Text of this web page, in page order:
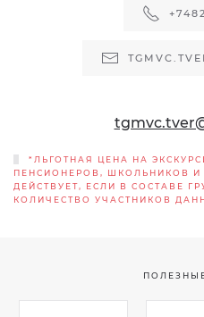
*ЛЬГОТНАЯ ЦЕНА НА
ПЕНСИОНЕРОВ, ШКОЛЬНИКОВ И
ДЕЙСТВУЕТ, ЕСЛИ В СОСТАВЕ
КОЛИЧЕСТВО УЧАСТНИКОВ